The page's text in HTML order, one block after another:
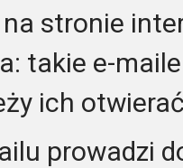
stronie
takie e-
ich
prowadzi